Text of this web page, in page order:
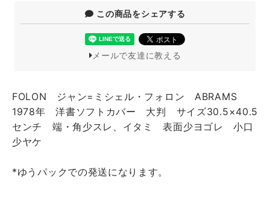
この商品をシェアする
メールで友達に教える
FOLON ジャン=ミシェル・フォロン ABRAMS
1978年 洋書ソフトカバー 大判 サイズ30.5×40.5
センチ 端・角少スレ、イタミ 表面少ヨゴレ 小口
少ヤケ
*ゆうパックでの発送になります。